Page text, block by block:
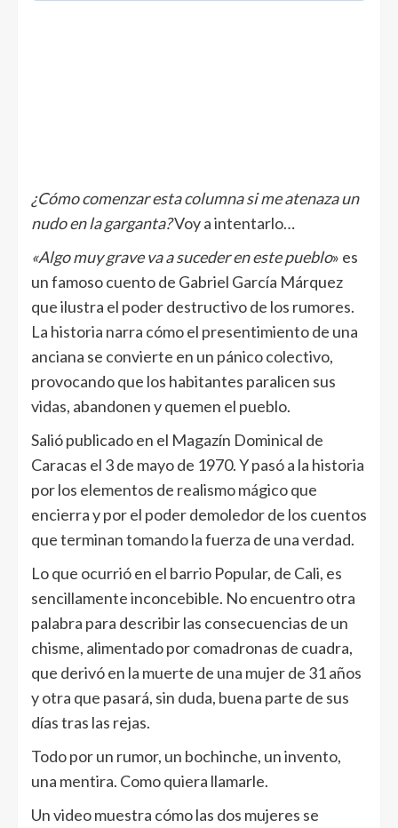
¿Cómo comenzar esta columna si me atenaza un
nudo en la garganta?Voy a intentarlo…
«Algo muy grave va a suceder en este pueblo» es
un famoso cuento de Gabriel García Márquez
que ilustra el poder destructivo de los rumores.
La historia narra cómo el presentimiento de una
anciana se convierte en un pánico colectivo,
provocando que los habitantes paralicen sus
vidas, abandonen y quemen el pueblo.
Salió publicado en el Magazín Dominical de
Caracas el 3 de mayo de 1970. Y pasó a la historia
por los elementos de realismo mágico que
encierra y por el poder demoledor de los cuentos
que terminan tomando la fuerza de una verdad.
Lo que ocurrió en el barrio Popular, de Cali, es
sencillamente inconcebible. No encuentro otra
palabra para describir las consecuencias de un
chisme, alimentado por comadronas de cuadra,
que derivó en la muerte de una mujer de 31 años
y otra que pasará, sin duda, buena parte de sus
días tras las rejas.
Todo por un rumor, un bochinche, un invento,
una mentira. Como quiera llamarle.
Un video muestra cómo las dos mujeres se